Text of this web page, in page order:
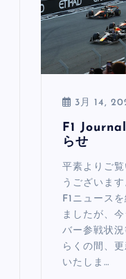
3月 14,
F1
らせ
平素よりご
うございま
F1ニュース
ましたが、
バー参戦状
らくの間、
いたしま…